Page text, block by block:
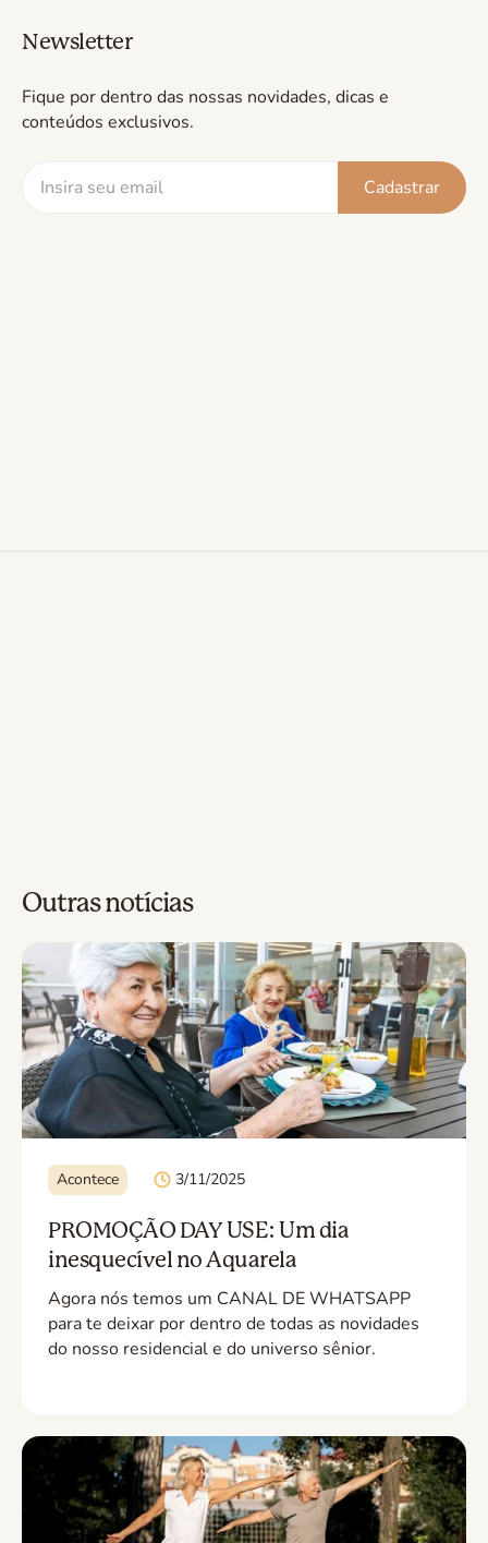
Newsletter
Fique por dentro das nossas novidades, dicas e
conteúdos exclusivos.
Outras notícias
Acontece 3/11/2025
PROMOÇÃO DAY USE: Um dia
inesquecível no Aquarela
Agora nós temos um CANAL DE WHATSAPP
para te deixar por dentro de todas as novidades
do nosso residencial e do universo sênior.